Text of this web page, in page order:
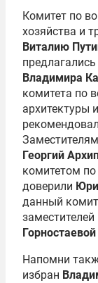
Комитет по
хозяйства и
Виталию
Владимира
комитета по
архитектуры
Георгий
комитетом
доверили
данный
Горностаевой
Напомни
избран